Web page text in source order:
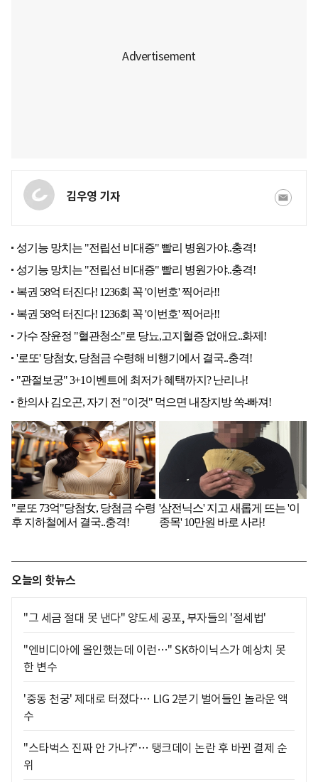
김우영 기자
오늘의 핫뉴스
"그 세금 절대 못 낸다" 양도세 공포, 부자들의 '절세법'
"엔비디아에 올인했는데 이런…" SK하이닉스가 예상치 못
한 변수
'중동 천궁' 제대로 터졌다… LIG 2분기 벌어들인 놀라운 액
수
"스타벅스 진짜 안 가나?"… 탱크데이 논란 후 바뀐 결제 순
위